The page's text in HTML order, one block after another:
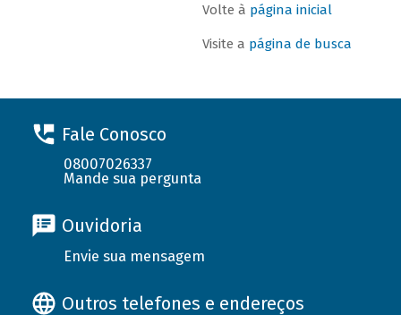
Volte à página inicial
Visite a página de busca
Fale Conosco
08007026337
Mande sua pergunta
Ouvidoria
Envie sua mensagem
Outros telefones e endereços